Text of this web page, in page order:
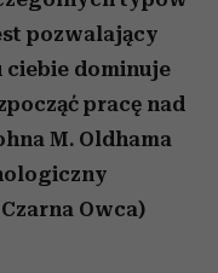
i
o tym, jak
partnerom
z innymi danymi
podczas
pozwalający
dominuje
pracę nad
M. Oldhama
Owca)